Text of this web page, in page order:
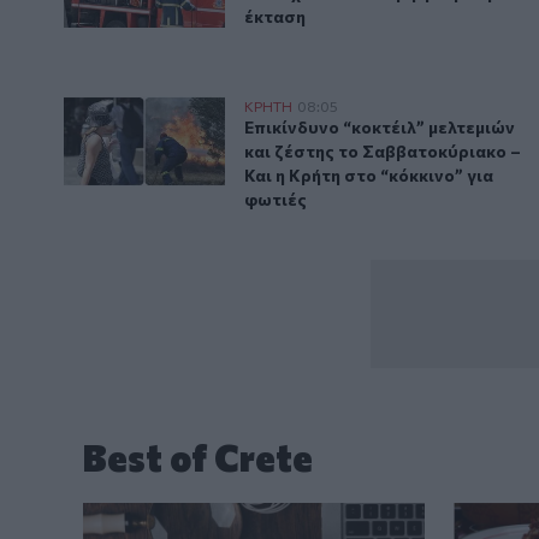
έκταση
Επικίνδυνο “κοκτέιλ” μελτεμιών και ζέστης το
ΚΡΗΤΗ 08:05
Επικίνδυνο “κοκτέιλ”
Επικίνδυνο “κοκτέιλ” μελτεμιών
και ζέστης το Σαββατοκύριακο –
Και η Κρήτη στο “κόκκινο” για
φωτιές
Best of Crete